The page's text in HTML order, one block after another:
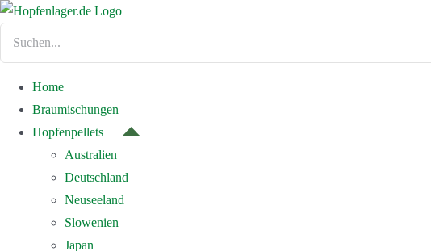
Zum
Home
Braumischungen
Hopfenpellets
Australien
Deutschland
Neuseeland
Slowenien
Japan